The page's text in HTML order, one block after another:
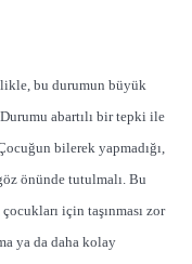
bu durumun büyük
Durumu abartılı bir tepki ile
bilerek yapmadığı,
önünde tutulmalı. Bu
için taşınması zor
ya da daha kolay